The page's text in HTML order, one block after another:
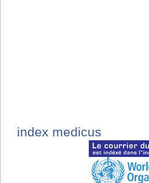
index medicus